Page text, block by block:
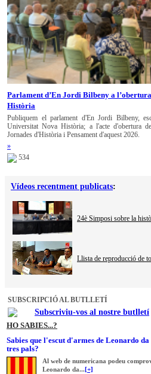
Parlament d’En Jordi Bilbeny a
Història
Publiquem el parlament d'En Jordi Bilbeny,
Universitat Nova Història; a l'acte d'obertura
Jornades d'Història i Pensament d'aquest 2026.
»
534
Vídeos recentment publicats:
24è Simposi sobre la
Llista de reproducció de
SUBSCRIPCIÓ AL BUTLLETÍ
Subscriviu-vos al nostre butlletí
HO SABIES...?
Sabies que l'escut d'armes de Leonardo
tres pals?
Al web de numericana podeu
Leonardo da...[+]